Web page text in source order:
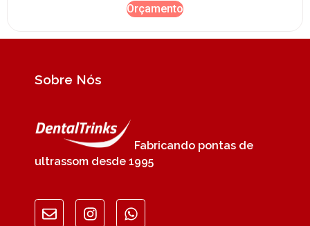
Orçamento
Sobre Nós
Fabricando pontas de
ultrassom desde 1995